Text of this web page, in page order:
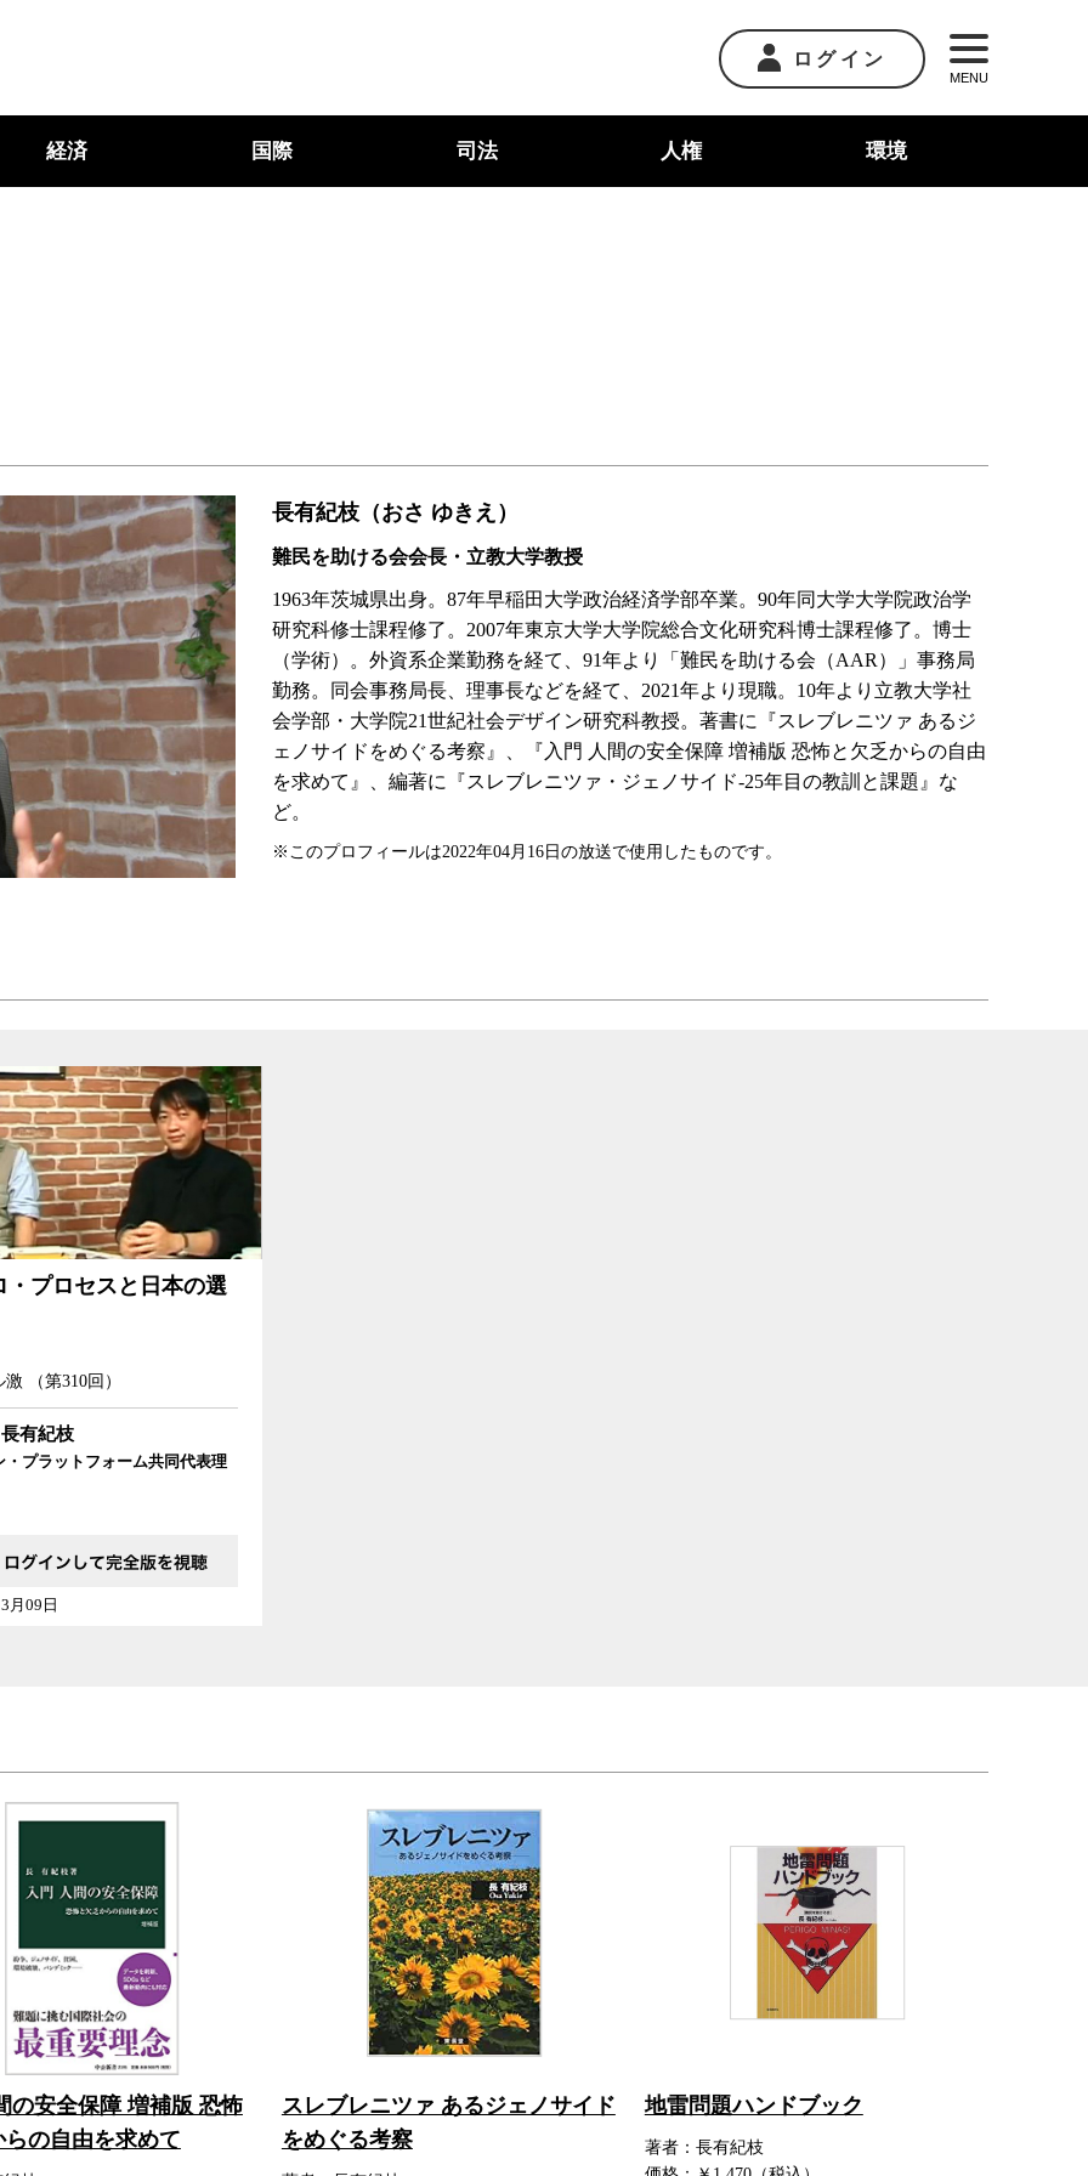
ログイン
MENU
経済 国際 司法 人権 環境
長有紀枝（おさ ゆきえ）
難民を助ける会会長・立教大学教授
1963年茨城県出身。87年早稲田大学政治経済学部卒業。90年同大学大学院政治学
研究科修士課程修了。2007年東京大学大学院総合文化研究科博士課程修了。博士
（学術）。外資系企業勤務を経て、91年より「難民を助ける会（AAR）」事務局
勤務。同会事務局長、理事長などを経て、2021年より現職。10年より立教大学社
会学部・大学院21世紀社会デザイン研究科教授。著書に『スレブレニツァ あるジ
ェノサイドをめぐる考察』、『入門 人間の安全保障 増補版 恐怖と欠乏からの自由
を求めて』、編著に『スレブレニツァ・ジェノサイド-25年目の教訓と課題』な
ど。
※このプロフィールは2022年04月16日の放送で使用したものです。
・プロセスと日本の選
（第310回）
長有紀枝
・プラットフォーム共同代表理
月09日
の安全保障 増補版 恐怖
の自由を求めて
スレブレニツァ あるジェノサイド
をめぐる考察
地雷問題ハンドブック
著者：長有紀枝